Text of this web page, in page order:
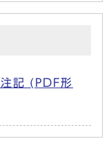
記 (PDF形